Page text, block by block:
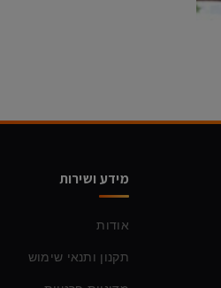
מידע ושירות
אודות
תקנון ותנאי שימוש